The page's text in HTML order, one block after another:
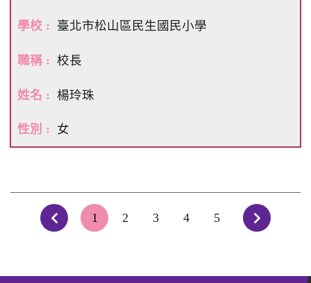
臺北市松山區民生國民小學
校長
楊玲珠
女
上一頁1 2 3 4 5 下一頁